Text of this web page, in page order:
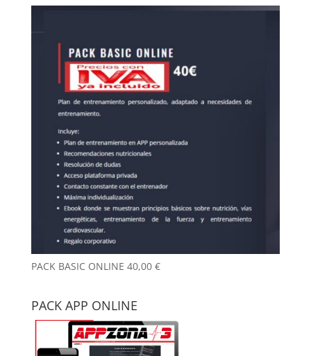
PACK BASIC ONLINE 40,00 €
PACK APP ONLINE